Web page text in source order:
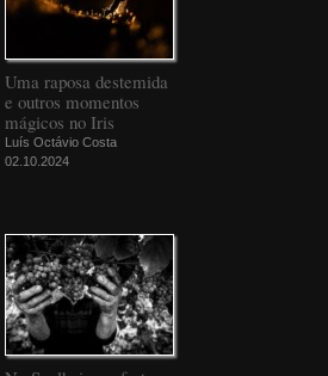
Uma raposa destemida
e outros momentos
mágicos no Iris
Luís Octávio Costa
02.10.2024